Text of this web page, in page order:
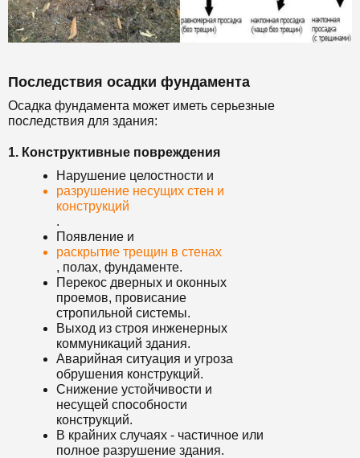
Последствия осадки фундамента
Осадка фундамента может иметь серьезные
последствия для здания:
1. Конструктивные повреждения
Нарушение целостности и
разрушение несущих стен и
конструкций
.
Появление и
раскрытие трещин в стенах
, полах, фундаменте.
Перекос дверных и оконных
проемов, провисание
стропильной системы.
Выход из строя инженерных
коммуникаций здания.
Аварийная ситуация и угроза
обрушения конструкций.
Снижение устойчивости и
несущей способности
конструкций.
В крайних случаях - частичное или
полное разрушение здания.